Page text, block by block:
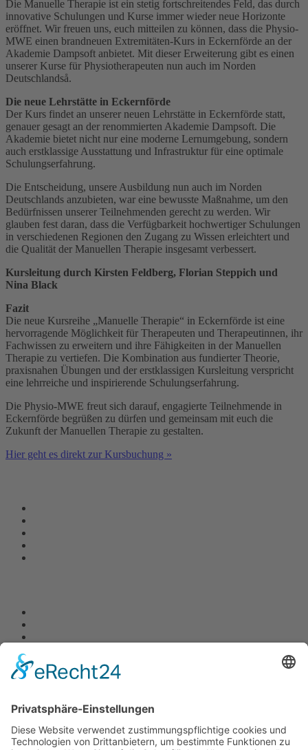
Die Manuelle Therapie ist ein stetig fortschreitendes Feld, das durch
innovative Schulungen und Kurse immer wieder neue Horizonte
eröffnet. Wir freuen uns, euch mitteilen zu können, dass die Physio-
MWE einen brandneuen Extremitäten-Kurs in Eckernförde an der
Akademie Dampsoft anbietet. Mit dieser Erweiterung gibt es einen
unserer Kurse für Physiotherapeuten nun auch im Norden
Deutschlandså.
Die neue Lehrstätte in Eckernförde
Der Kurs findet an unserer neuen Lehrstätte in Eckernförde statt,
genauer gesagt an der renommierten Akademie Dampsoft. Die
Akademie bietet nicht nur eine moderne Lernumgebung, sondern
auch erstklassige Ausstattung und Infrastruktur für eine optimale
Schulungserfahrung.
Die Entscheidung, unsere Ausbildung nun auch im Norden
Deutschlands anzubieten, war eine bewusste Maßnahme, um den
Bedürfnissen unserer Teilnehmenden gerecht zu werden. Wir
glauben fest daran, dass die Verfügbarkeit hochwertiger Schulungen
in verschiedenen Regionen den Zugang zu Wissen erleichtert und
die Qualität der Manuellen Therapie insgesamt verbessert.
Kursleitung durch Kirsten Feldberg, Florian Steppich und
Nina Black
Fazit
Die neue Kursreihe „Manuelle Therapie“ in Eckernförde ist eine
hervorragende Möglichkeit für Therapeuten und Therapeutinnen, ihr
Fachwissen zu erweitern und ihre Fähigkeiten in der Manuellen
Therapie zu vertiefen. Die Kombination aus fundierter Theorie,
praxisnahen Übungen und der erstklassigen Kursleitung verspricht
eine lehrreiche und inspirierende Schulungserfahrung.
Die Physio-MWE freut sich darauf, engagierte Teilnehmende in
Eckernförde begrüßen zu dürfen und gemeinsam mit euch die
Zukunft der Manuellen Therapie zu gestalten.
Hier geht es direkt zur Kursbuchung »
Krankengymnastik am Gerät
E-Technik Kurs
W-Technik Kurs
Muskel-Technik Kurs